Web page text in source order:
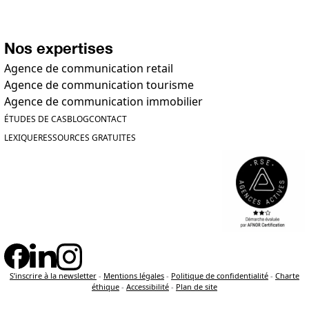
Nos expertises
Agence de communication retail
Agence de communication tourisme
Agence de communication immobilier
ÉTUDES DE CASBLOGCONTACT
LEXIQUERESSOURCES GRATUITES
S’inscrire à la newsletter - Mentions légales - Politique de confidentialité - Charte
éthique - Accessibilité - Plan de site